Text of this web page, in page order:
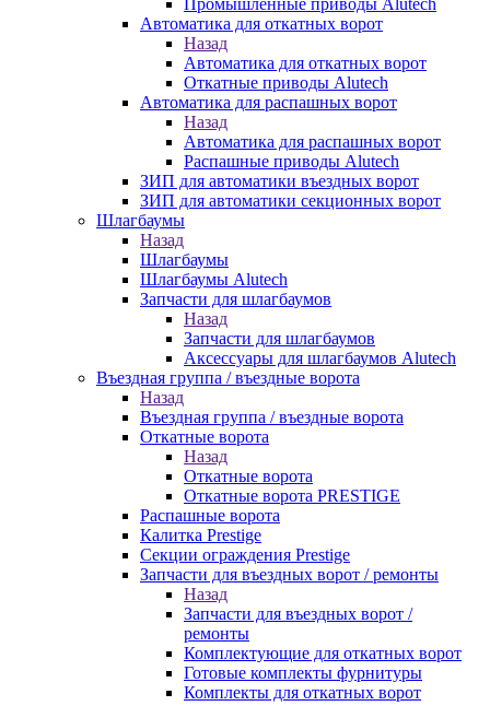
Промышленные приводы Alutech
Автоматика для откатных ворот
Назад
Автоматика для откатных ворот
Откатные приводы Alutech
Автоматика для распашных ворот
Назад
Автоматика для распашных ворот
Распашные приводы Alutech
ЗИП для автоматики въездных ворот
ЗИП для автоматики секционных ворот
Шлагбаумы
Назад
Шлагбаумы
Шлагбаумы Alutech
Запчасти для шлагбаумов
Назад
Запчасти для шлагбаумов
Аксессуары для шлагбаумов Alutech
Въездная группа / въездные ворота
Назад
Въездная группа / въездные ворота
Откатные ворота
Назад
Откатные ворота
Откатные ворота PRESTIGE
Распашные ворота
Калитка Prestige
Секции ограждения Prestige
Запчасти для въездных ворот / ремонты
Назад
Запчасти для въездных ворот /
ремонты
Комплектующие для откатных ворот
Готовые комплекты фурнитуры
Комплекты для откатных ворот